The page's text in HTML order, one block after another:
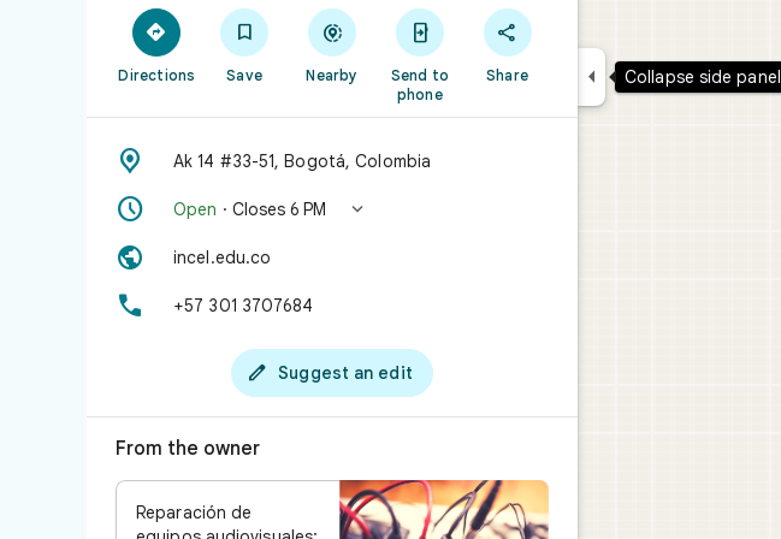

Directions

Save

Nearby

Send to
phone

Share
 Ak 14 #33-51, Bogotá, Colombia
 Open · Closes 6 PM 
 incel.edu.co
 +57 301 3707684
 Suggest an edit
From the owner
Reparación de
 Collapse side panel